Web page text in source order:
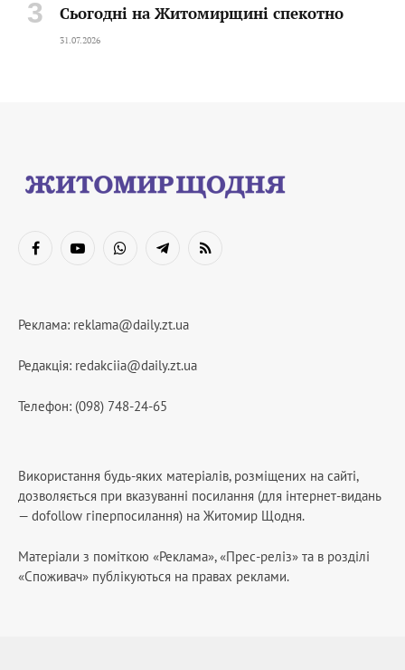
Сьогодні на Житомирщині спекотно
31.07.2026
FacebookYouTubeWhatsAppTelegramRSS
Реклама: reklama@daily.zt.ua
Редакція: redakciia@daily.zt.ua
Телефон: (098) 748-24-65
Використання будь-яких матеріалів, розміщених на сайті,
дозволяється при вказуванні посилання (для інтернет-видань
— dofollow гіперпосилання) на Житомир Щодня.
Матеріали з поміткою «Реклама», «Прес-реліз» та в розділі
«Споживач» публікуються на правах реклами.